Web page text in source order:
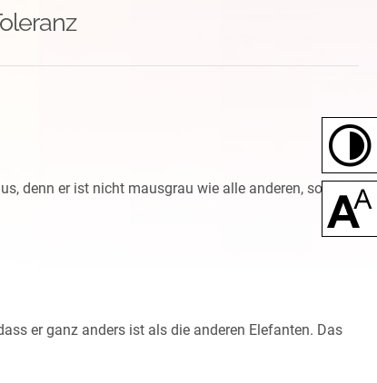
denn er ist nicht mausgrau wie alle anderen, sondern
er ganz anders ist als die anderen Elefanten. Das